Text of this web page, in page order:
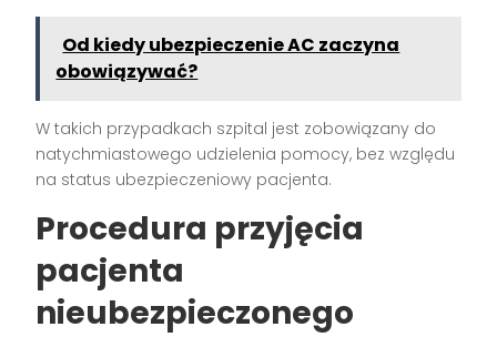
Od kiedy ubezpieczenie AC zaczyna
obowiązywać?
W takich przypadkach szpital jest zobowiązany do
natychmiastowego udzielenia pomocy, bez względu
na status ubezpieczeniowy pacjenta.
Procedura przyjęcia
pacjenta
nieubezpieczonego